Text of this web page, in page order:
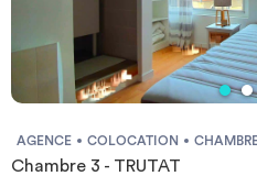
AGENCE COLOCATION
Chambre 3 - TRUTAT